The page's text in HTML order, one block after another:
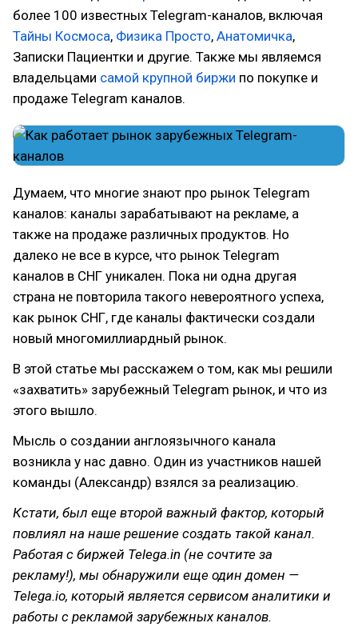
более 100 известных Telegram-каналов, включая
Тайны Космоса, Физика Просто, Анатомичка,
Записки Пациентки и другие. Также мы являемся
владельцами самой крупной биржи по покупке и
продаже Telegram каналов.
Думаем, что многие знают про рынок Telegram
каналов: каналы зарабатывают на рекламе, а
также на продаже различных продуктов. Но
далеко не все в курсе, что рынок Telegram
каналов в СНГ уникален. Пока ни одна другая
страна не повторила такого невероятного успеха,
как рынок СНГ, где каналы фактически создали
новый многомиллиардный рынок.
В этой статье мы расскажем о том, как мы решили
«захватить» зарубежный Telegram рынок, и что из
этого вышло.
Мысль о создании англоязычного канала
возникла у нас давно. Один из участников нашей
команды (Александр) взялся за реализацию.
Кстати, был еще второй важный фактор, который
повлиял на наше решение создать такой канал.
Работая с биржей Telega.in (не сочтите за
рекламу!), мы обнаружили еще один домен —
Telega.io, который является сервисом аналитики и
работы с рекламой зарубежных каналов.